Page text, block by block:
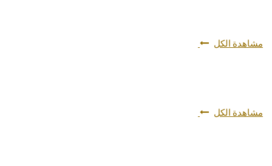
مشاهدة الكل
مشاهدة الكل